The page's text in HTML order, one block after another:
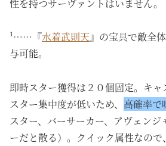
性を持つサーヴァントはいません。
¹……『水着武則天』の宝具で敵全
与可能。
即時スター獲得は２０個固定。キ
スター集中度が低いため、 高確率で
スター、バーサーカー、アヴェンジ
ーだと散る）。クイック属性なの